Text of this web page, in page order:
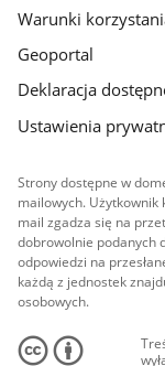
Warunki
Geoportal
Deklaracja
Ustawienia
Strony dostępne w
mailowych.
mail zgadza się na
dobrowolnie podanych
odpowiedzi na
każdą z jednostek
osobowych.